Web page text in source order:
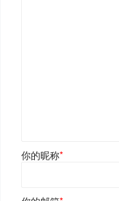
你的昵称*